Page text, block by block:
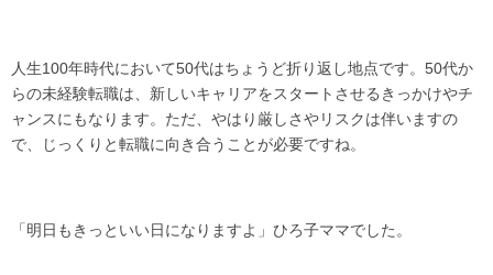
人生100年時代において50代はちょうど折り返し地点です。50代か
らの未経験転職は、新しいキャリアをスタートさせるきっかけやチ
ャンスにもなります。ただ、やはり厳しさやリスクは伴いますの
で、じっくりと転職に向き合うことが必要ですね。
「明日もきっといい日になりますよ」ひろ子ママでした。